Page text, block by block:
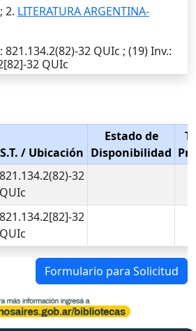
; 2. LITERATURA ARGENTINA-
: 821.134.2(82)-32 QUIc ; (19)Inv.:
32 QUIc
S.T. / Ubicación
Estado de
Disponibilidad
821.134.2(82)-32
QUIc
821.134.2[82]-32
QUIc
Formulario para Solicitud